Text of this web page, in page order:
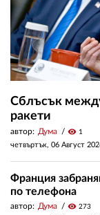
Сблъсък
ракети
автор: Дума visibility 1
четвъртък, 06 Август
Франция
по телефона
автор: Дума visibility 273